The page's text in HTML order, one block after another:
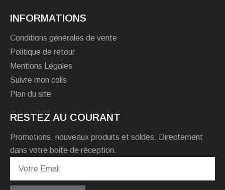
INFORMATIONS
Conditions générales de vente
Politique de retour
Mentions Légales
Suivre mon colis
Plan du site
RESTEZ AU COURANT
Promotions, nouveaux produits et soldes. Directement
dans votre boite de réception.